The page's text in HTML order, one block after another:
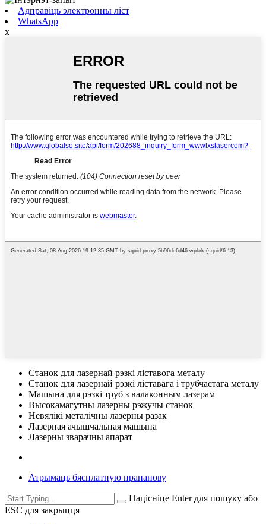
Адправіць электронны ліст
WhatsApp
x
Станок для лазернай рэзкі ліставога металу
Станок для лазернай рэзкі ліставага і трубчастага металу
Машына для рэзкі труб з валаконным лазерам
Высокамагутны лазерны рэжучы станок
Невялікі металічны лазерны разак
Лазерная ачышчальная машына
Лазерны зварачны апарат
Атрымаць бясплатную прапанову
Націсніце Enter для пошуку або
ESC для закрыцця